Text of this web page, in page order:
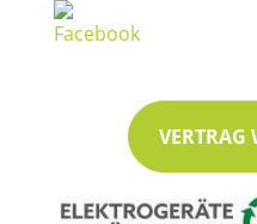
VERTRAG